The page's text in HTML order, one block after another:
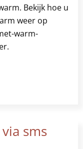
Bekijk hoe u
weer op
warm-
sms